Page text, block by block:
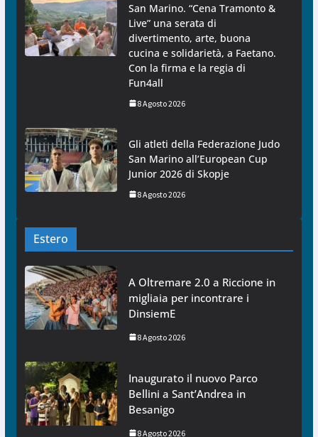
San Marino. “Cena Tramonto &
Live” una serata di
divertimento, arte, buona
cucina e solidarietà, a Faetano.
Con la firma e la regia di
Fun4all
8 Agosto 2026
Gli atleti della Federazione Judo
San Marino all’European Cup
Junior 2026 di Skopje
8 Agosto 2026
Estero
A Oltremare 2.0 a Riccione in
migliaia per incontrare i
DinsiemE
8 Agosto 2026
Inaugurato il nuovo Parco
Bellini a Sant’Andrea in
Besanigo
8 Agosto 2026